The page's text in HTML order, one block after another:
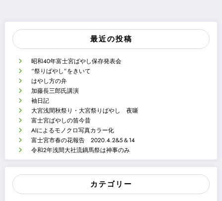
最近の投稿
昭和40年富士宮ばやし保存発表会
“祭りばやし”をきいて
はやし方の弁
加藤長三郎氏講演
袖日記
大宮浅間秋祭り・大宮祭りばやし 夜噺
富士宮ばやしの笛今昔
AIによるモノクロ写真カラー化
富士宮市春の花報告 2020.4.2&5＆14
令和2年浅間大社流鏑馬祭は神事のみ
カテゴリー